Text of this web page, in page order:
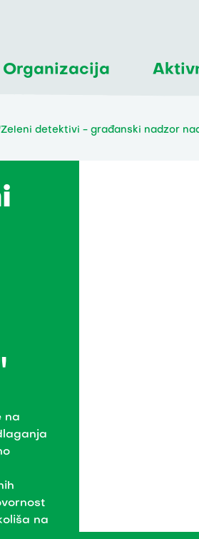
Organizacija
detektivi - građanski nadzor
na
na